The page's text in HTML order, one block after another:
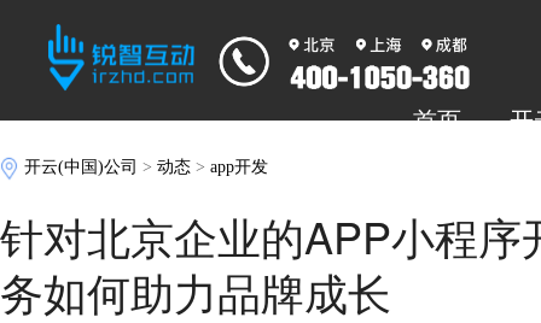
首页 开
开云(中国)公司 >动态 >app开发
针对北京企业的APP小程序
务如何助力品牌成长